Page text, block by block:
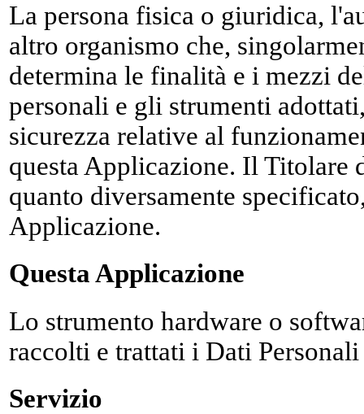
La persona fisica o giuridica,
altro organismo che,
determina le finalità e i mezzi
personali e gli strumenti
sicurezza relative al
questa Applicazione. Il Titolare
quanto diversamente
Applicazione.
Questa Applicazione
Lo strumento hardware o
raccolti e trattati i Dati
Servizio